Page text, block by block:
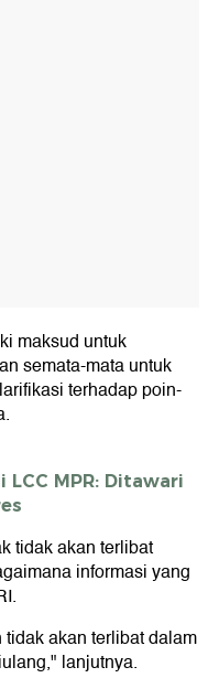
maksud untuk
semata-mata untuk
terhadap poin-
LCC MPR: Ditawari
tidak akan terlibat
informasi yang
akan terlibat dalam
lanjutnya.